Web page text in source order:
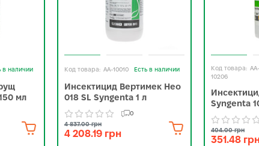
в наличии
мл
AA-10010 Есть в наличии
Инсектицид Вертимек Нео
018 SL Syngenta 1 л
0
4 837.00 грн
4 208.19 грн
AA-
10206
Syngenta
404.00 грн
351.48